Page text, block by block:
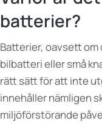
batterier?
Batterier, oavsett
bilbatteri eller små
rätt sätt för att inte
innehåller nämligen
miljöförstörande